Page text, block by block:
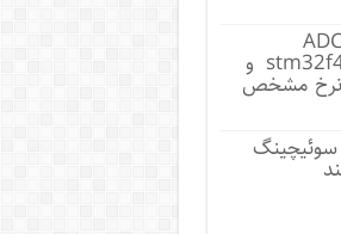
راه اندازی واحد ADC
میکروکنترلر stm32f4xx و
نرخ مشخص